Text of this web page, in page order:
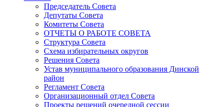
Председатель Совета
Депутаты Совета
Комитеты Совета
ОТЧЕТЫ О РАБОТЕ СОВЕТА
Структура Совета
Схема избирательных округов
Решения Совета
Устав муниципального образования Динской
район
Регламент Совета
Организационный отдел Совета
Проекты решений очередной сессии